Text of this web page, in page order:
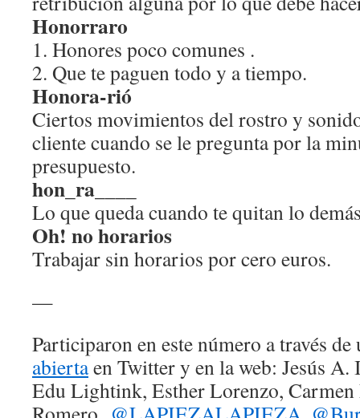
Honorraro
1. Honores poco comunes .
2. Que te paguen todo y a tiempo.
Honora-rió
Ciertos movimientos del rostro y
cliente cuando se le pregunta por la
presupuesto.
hon_ra____
Lo que queda cuando te quitan lo
Oh! no horarios
Trabajar sin horarios por cero euros.
—
Participaron en este número a través
abiertaen Twitter y en la web: Jesús A.
Edu Lightink, Esther Lorenzo,